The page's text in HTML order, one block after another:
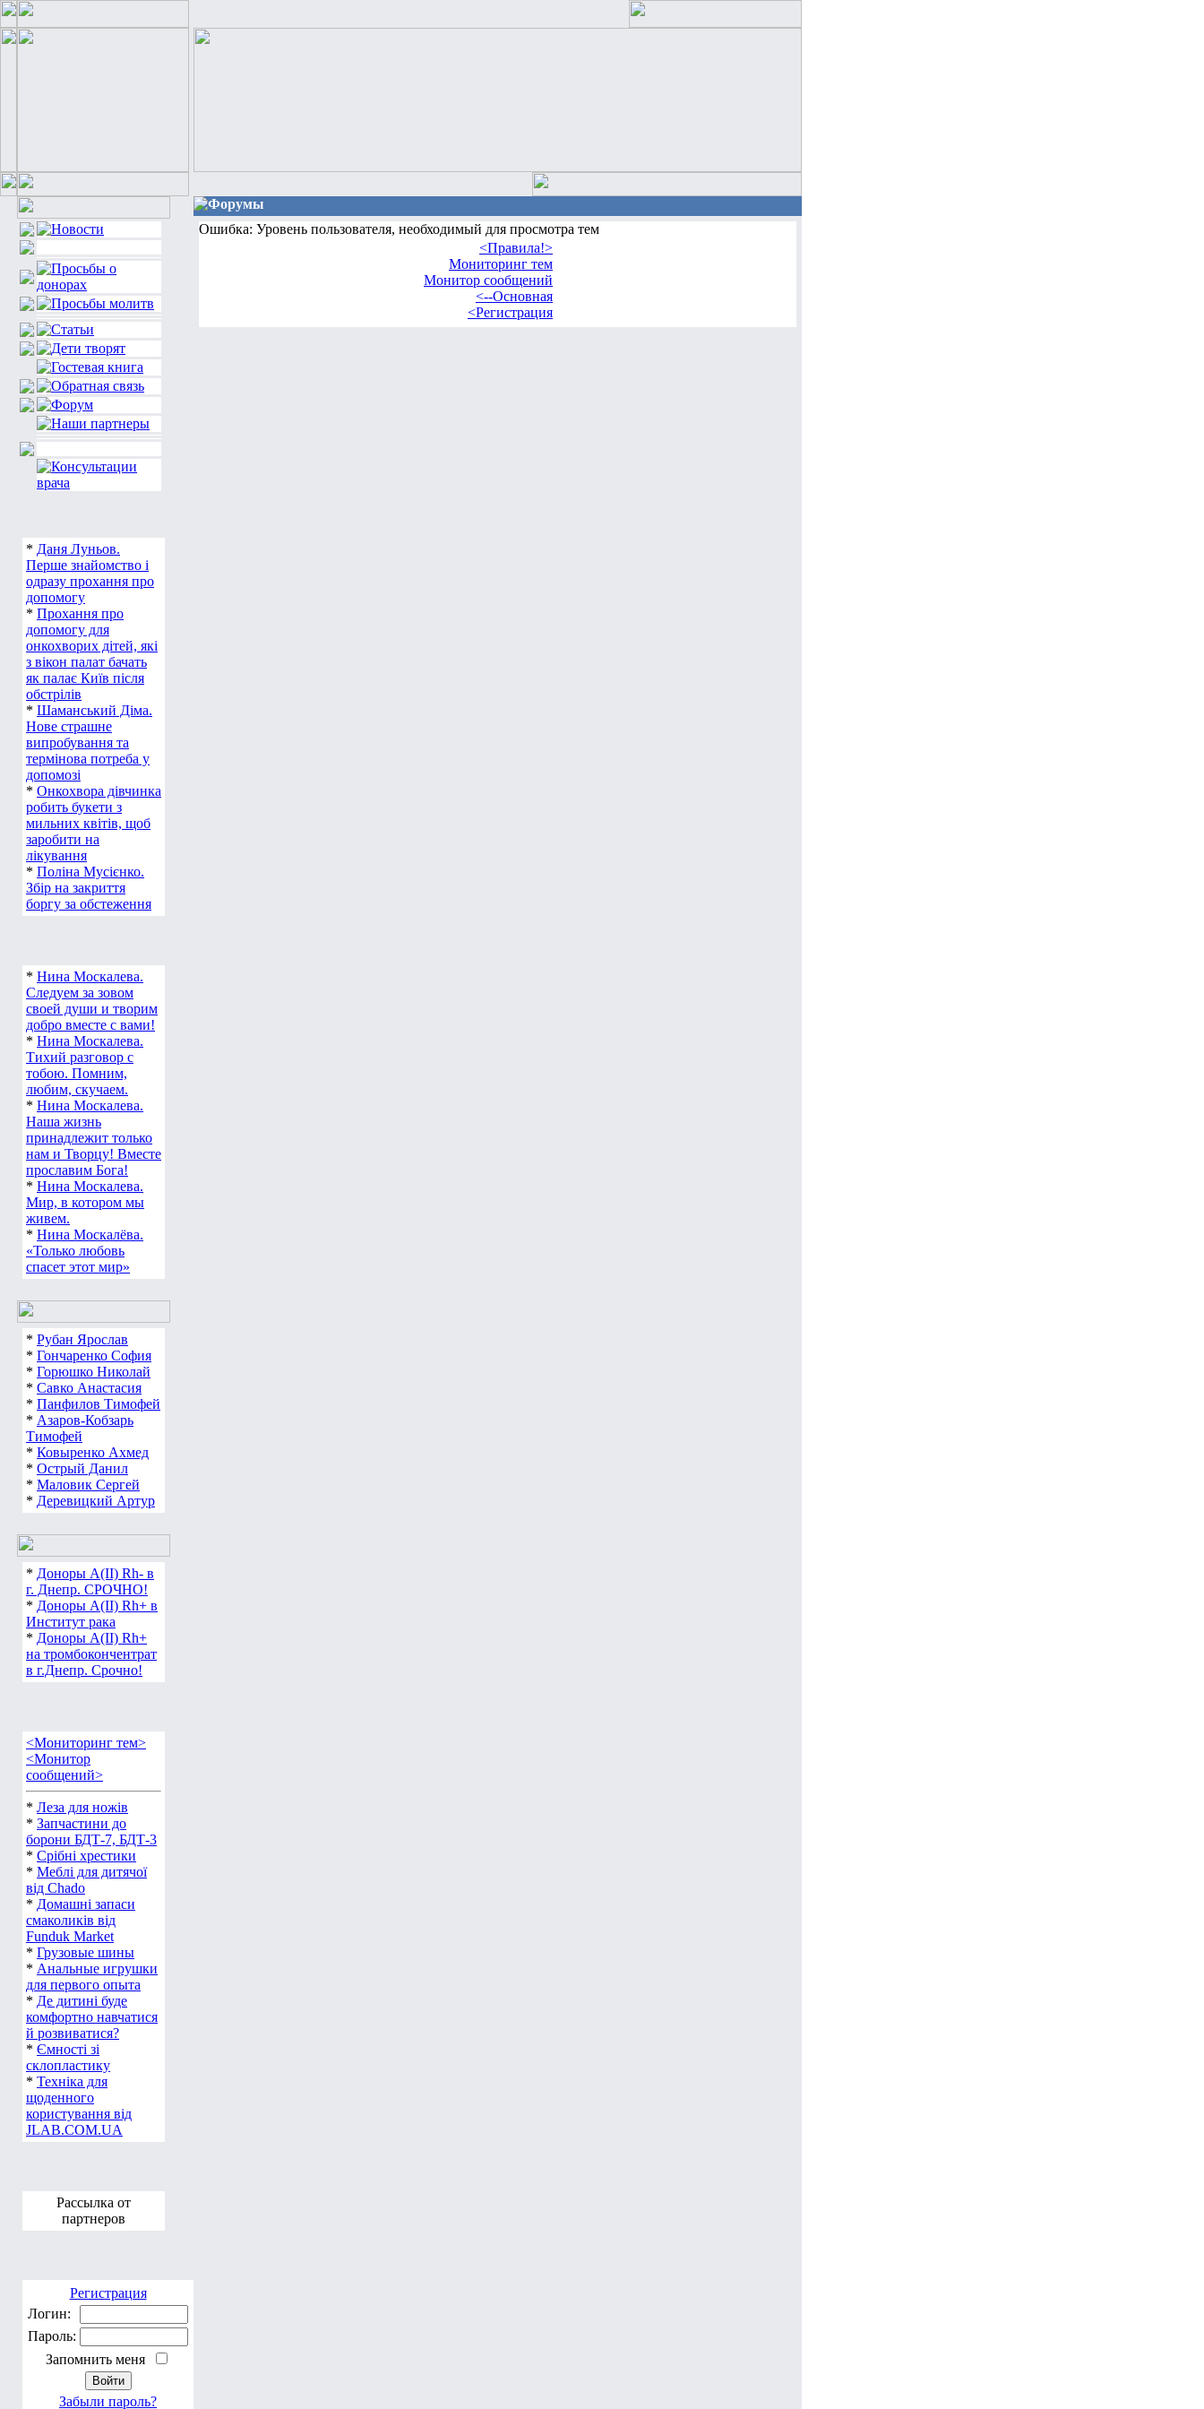
* Даня Луньов.
Перше знайомство і
одразу прохання про
допомогу
* Прохання про
допомогу для
онкохворих дітей, які
з вікон палат бачать
як палає Київ після
обстрілів
* Шаманський Діма.
Нове страшне
випробування та
термінова потреба у
допомозі
* Онкохвора дівчинка
робить букети з
мильних квітів, щоб
заробити на
лікування
* Поліна Мусієнко.
Збір на закриття
боргу за обстеження
* Нина Москалева.
Следуем за зовом
своей души и творим
добро вместе с вами!
* Нина Москалева.
Тихий разговор с
тобою. Помним,
любим, скучаем.
* Нина Москалева.
Наша жизнь
принадлежит только
нам и Творцу! Вместе
прославим Бога!
* Нина Москалева.
Мир, в котором мы
живем.
* Нина Москалёва.
«Только любовь
спасет этот мир»
* Рубан Ярослав
* Гончаренко София
* Горюшко Николай
* Савко Анастасия
* Панфилов Тимофей
* Азаров-Кобзарь
Тимофей
* Ковыренко Ахмед
* Острый Данил
* Маловик Сергей
* Деревицкий Артур
* Доноры А(ІІ) Rh- в
г. Днепр. СРОЧНО!
* Доноры А(ІІ) Rh+ в
Институт рака
* Доноры А(ІІ) Rh+
на тромбокончентрат
в г.Днепр. Срочно!
<Мониторинг тем>
<Монитор
сообщений>
* Леза для ножів
* Запчастини до
борони БДТ-7, БДТ-3
* Срібні хрестики
* Меблі для дитячої
від Chado
* Домашні запаси
смаколиків від
Funduk Market
* Грузовые шины
* Анальные игрушки
для первого опыта
* Де дитині буде
комфортно навчатися
й розвиватися?
* Ємності зі
склопластику
* Техніка для
щоденного
користування від
JLAB.COM.UA
Рассылка от
партнеров
Регистрация
Логин:
Пароль:
Запомнить меня
Забыли пароль?
Форумы
Ошибка: Уровень пользователя, необходимый для просмотра тем
<Правила!>
Мониторинг тем
Монитор сообщений
<--Основная
<Регистрация